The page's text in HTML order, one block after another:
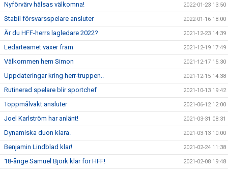
Nyförvärv hälsas välkomna! 2022-01-23 13:50
Stabil försvarsspelare ansluter 2022-01-16 18:00
Är du HFF-herrs lagledare 2022? 2021-12-23 14:39
Ledarteamet växer fram 2021-12-19 17:49
Välkommen hem Simon 2021-12-17 15:30
Uppdateringar kring herr-truppen.. 2021-12-15 14:38
Rutinerad spelare blir sportchef 2021-10-13 19:42
Toppmålvakt ansluter 2021-06-12 12:00
Joel Karlström har anlänt! 2021-03-31 08:31
Dynamiska duon klara. 2021-03-13 10:00
Benjamin Lindblad klar! 2021-02-24 11:38
18-årige Samuel Björk klar för HFF! 2021-02-08 19:48